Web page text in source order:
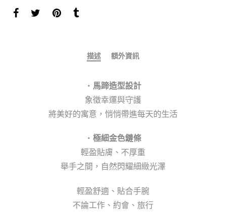
描述 額外資訊
・ 馬蹄造型設計
象徵幸運與守護
將美好的寓意，悄悄帶進每天的生活
・ 極細金色鏈條
輕盈貼膚、不厚重
舉手之間，自然閃耀細緻光澤
輕盈舒適、貼合手腕
不論工作、約會、旅行